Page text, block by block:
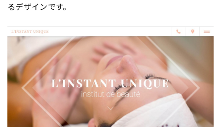
るデザインです。